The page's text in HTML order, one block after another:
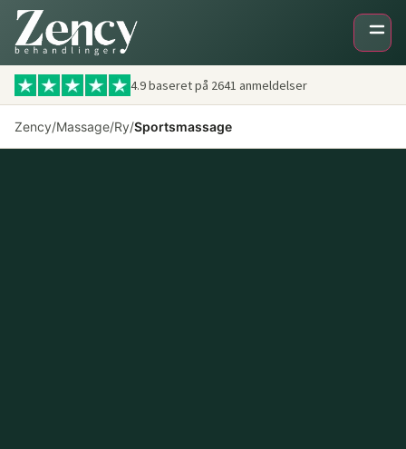
4.9 baseret på 2641 anmeldelser
Zency/Massage/Ry/Sportsmassage